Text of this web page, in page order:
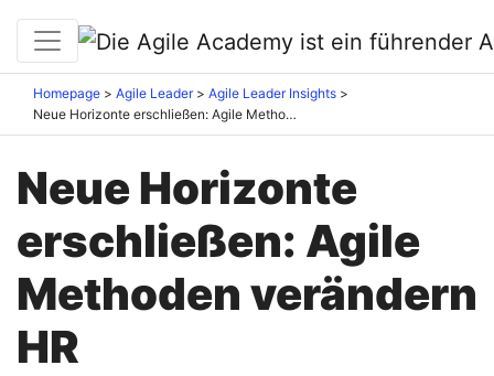
Homepage Agile Leader
Agile Leader Insights
Neue Horizonte erschließen: Agile Methoden verändern HR
Neue Horizonte
erschließen: Agile
Methoden verändern
HR